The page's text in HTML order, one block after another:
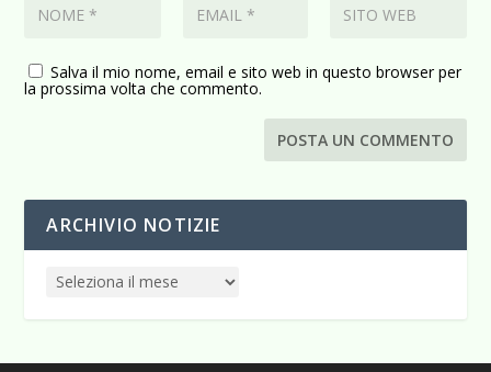
Salva il mio nome, email e sito web in questo browser per
la prossima volta che commento.
ARCHIVIO NOTIZIE